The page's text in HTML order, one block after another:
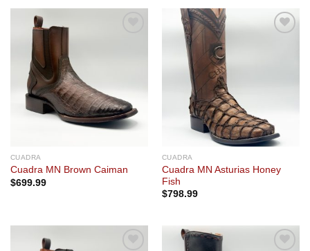
CUADRA
Cuadra MN Brown Caiman
$699.99
CUADRA
Cuadra MN Asturias Honey
Fish
$798.99